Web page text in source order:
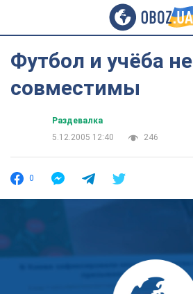
Футбол и учёба не
совместимы
Раздевалка
5.12.2005 12:40
246
0